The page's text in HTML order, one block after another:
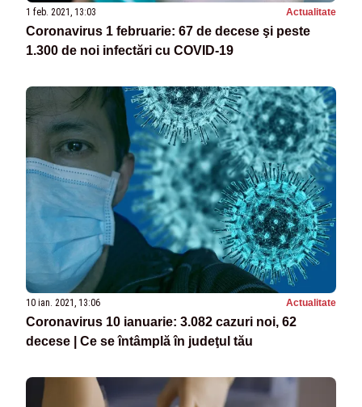
1 feb. 2021, 13:03 Actualitate
Coronavirus 1 februarie: 67 de decese şi peste
1.300 de noi infectări cu COVID-19
10 ian. 2021, 13:06 Actualitate
Coronavirus 10 ianuarie: 3.082 cazuri noi, 62
decese | Ce se întâmplă în judeţul tău